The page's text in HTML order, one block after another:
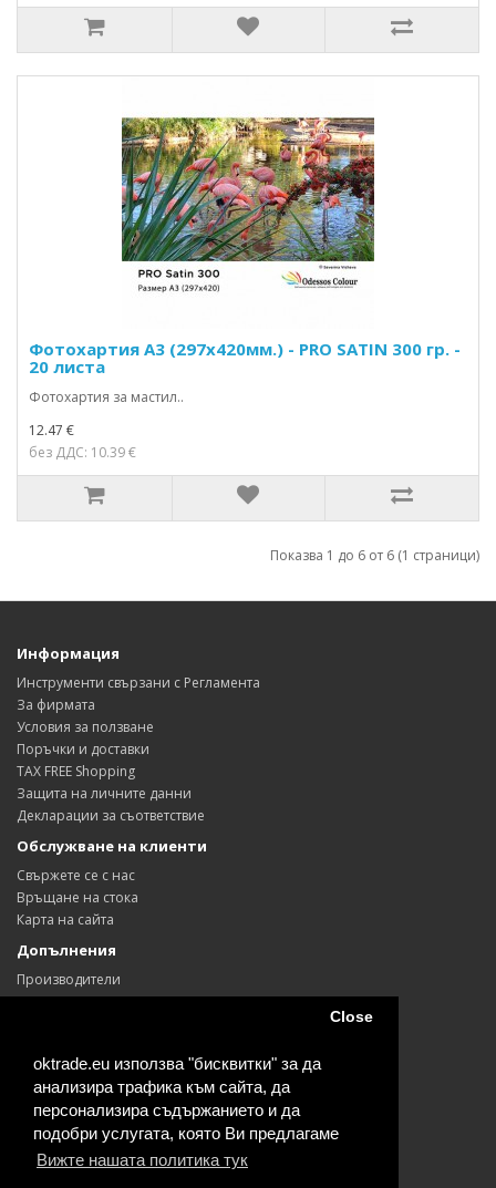
oktrade.eu използва "бисквитки" за да
анализира трафика към сайта, да
персонализира съдържанието и да
подобри услугата, която Ви предлагаме
Вижте нашата политика тук
Close
Фотохартия А3 (297x420мм.) - PRO SATIN 300 гр. -
20 листа
Фотохартия за мастил..
12.47 €
без ДДС: 10.39 €
Показва 1 до 6 от 6 (1 страници)
Информация
Инструменти свързани с Регламента
За фирмата
Условия за ползване
Поръчки и доставки
TAX FREE Shopping
Защита на личните данни
Декларации за съответствие
Обслужване на клиенти
Свържете се с нас
Връщане на стока
Карта на сайта
Допълнения
Производители
Ваучери
Моят профил
История на поръчките
Любими продукти
Информационен бюлетин